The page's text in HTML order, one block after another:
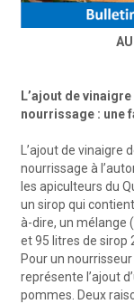
L’ajout de
nourrissage : une
L’ajout de
nourrissage à
les apiculteurs du
un sirop qui
à-dire, un mélange
et 95 litres de sirop
Pour un
représente l’ajout
pommes. Deux